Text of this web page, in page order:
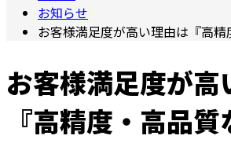
お知らせ
お客様満足度が高い理由は『高精
お客様満足度が高
『高精度・高品質